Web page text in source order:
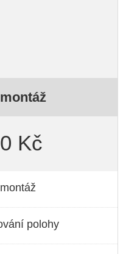
Kč
polohy